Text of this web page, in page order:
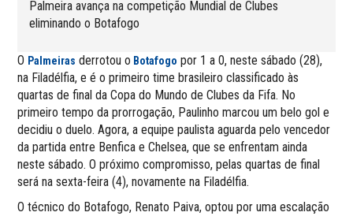
Palmeira avança na competição Mundial de Clubes
eliminando o Botafogo
O Palmeiras derrotou o Botafogo por 1 a 0, neste sábado (28),
na Filadélfia, e é o primeiro time brasileiro classificado às
quartas de final da Copa do Mundo de Clubes da Fifa. No
primeiro tempo da prorrogação, Paulinho marcou um belo gol e
decidiu o duelo. Agora, a equipe paulista aguarda pelo vencedor
da partida entre Benfica e Chelsea, que se enfrentam ainda
neste sábado. O próximo compromisso, pelas quartas de final
será na sexta-feira (4), novamente na Filadélfia.
O técnico do Botafogo, Renato Paiva, optou por uma escalação